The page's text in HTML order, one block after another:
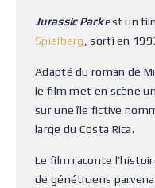
Jurassic Parkest un
Spielberg , sorti en
Adapté du roman de
le film met en scène
sur une île fictive
large du Costa Rica.
Le film raconte
de généticiens